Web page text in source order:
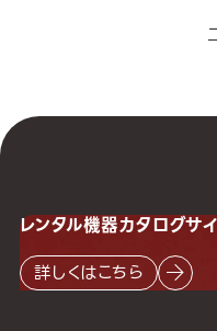
レンタル機器カタログサ
詳しくはこちら